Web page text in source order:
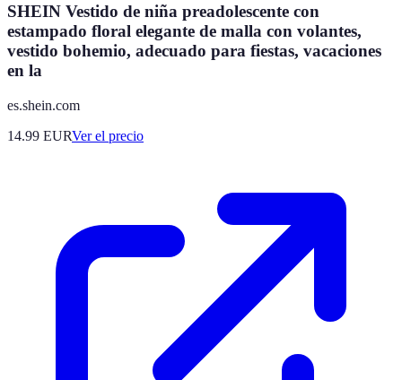
SHEIN Vestido de niña preadolescente con
estampado floral elegante de malla con volantes,
vestido bohemio, adecuado para fiestas, vacaciones
en la
es.shein.com
14.99 EURVer el precio